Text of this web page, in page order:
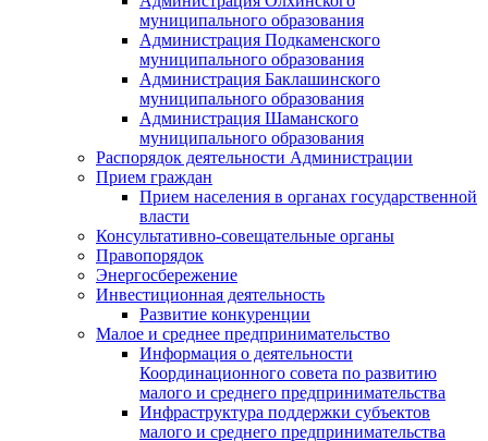
муниципального образования
Администрация Подкаменского
муниципального образования
Администрация Баклашинского
муниципального образования
Администрация Шаманского
муниципального образования
Распорядок деятельности Администрации
Прием граждан
Прием населения в органах государственной
власти
Консультативно-совещательные органы
Правопорядок
Энергосбережение
Инвестиционная деятельность
Развитие конкуренции
Малое и среднее предпринимательство
Информация о деятельности
Координационного совета по развитию
малого и среднего предпринимательства
Инфраструктура поддержки субъектов
малого и среднего предпринимательства